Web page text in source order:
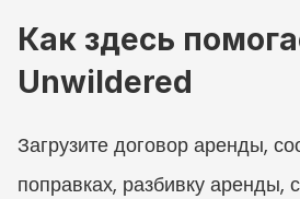
Как здесь
Unwildered
Загрузите договор аренды,
поправках, разбивку аренды,